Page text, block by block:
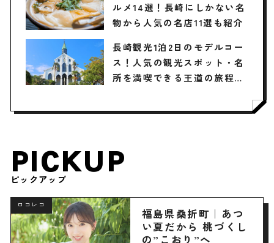
ルメ14選！長崎にしかない名
物から人気の名店11選も紹介
長崎観光1泊2日のモデルコー
ス！人気の観光スポット・名
所を満喫できる王道の旅程を
PICKUP
ピックアップ
ロコレコ
福島県桑折町｜あつ
い夏だから 桃づくし
の”こおり”へ